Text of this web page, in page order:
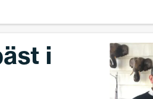
men än så länge är svaren få.
i